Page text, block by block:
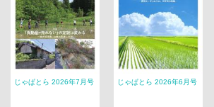
じゃぱとら 2026年7月号 じゃぱとら 2026年6月号